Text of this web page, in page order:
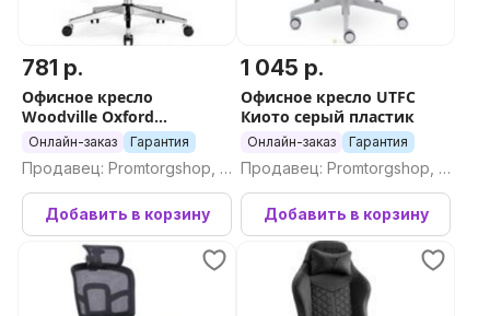
781 р.
Офисное кресло
Woodville Oxford
(слоновая кость)
Онлайн-заказ Гарантия
Продавец: Promtorgshop, П
ромторгшоп
Добавить в корзину
1 045 р.
Офисное кресло UTFC
Киото серый пластик
Онлайн-заказ Гарантия
Продавец: Promtorgshop, П
ромторгшоп
Добавить в корзину